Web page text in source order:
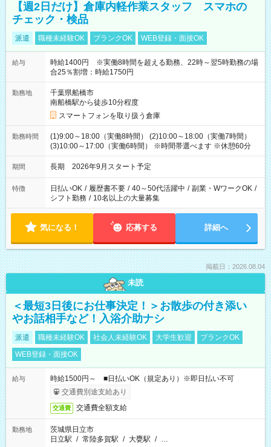
【週2日だけ】倉庫内軽作業スタッフ スマホの
チェック・検品
派遣 職種未経験OK ブランクOK WEB登録・面接OK
給与
時給1400円 ※実働8時間を超える勤務、22時～翌5時勤務の場
合25％割増：時給1750円
勤務地
千葉県船橋市
南船橋駅から徒歩10分程度
スマートフォンを取り扱う倉庫
勤務時間
(1)9:00～18:00（実働8時間） (2)10:00～18:00（実働7時間）
(3)10:00～17:00（実働6時間） ※時間帯選べます ※休憩60分
期間 長期 2026年9月スタート予定
特徴 日払いOK / 履歴書不要 / 40～50代活躍中 / 副業・WワークOK /
シフト勤務 / 10名以上の大量募集
気になる！ 応募する 詳細へ
掲載日：2026.08.04
未読
＜最短3日後にお仕事決定！＞お散歩の付き添い
やお話相手など！入浴介助ナシ
派遣 職種未経験OK 社会人未経験OK 大学生歓迎
ブランクOK
WEB登録・面接OK
給与
時給1500円～ ■日払いOK（規定あり）※即日払い不可
交通費別途支給あり
交通費 交通費全額支給
勤務地
茨城県日立市
日立駅 / 常陸多賀駅 / 大甕駅 / …